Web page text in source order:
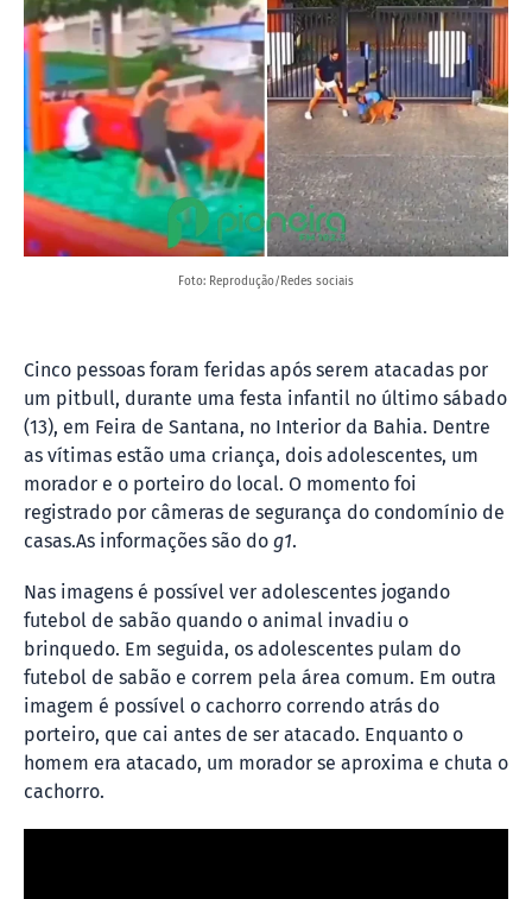
Foto: Reprodução/Redes sociais
Cinco pessoas foram feridas após serem atacadas por
um pitbull, durante uma festa infantil no último sábado
(13), em Feira de Santana, no Interior da Bahia. Dentre
as vítimas estão uma criança, dois adolescentes, um
morador e o porteiro do local. O momento foi
registrado por câmeras de segurança do condomínio de
casas.As informações são do g1.
Nas imagens é possível ver adolescentes jogando
futebol de sabão quando o animal invadiu o
brinquedo. Em seguida, os adolescentes pulam do
futebol de sabão e correm pela área comum. Em outra
imagem é possível o cachorro correndo atrás do
porteiro, que cai antes de ser atacado. Enquanto o
homem era atacado, um morador se aproxima e chuta o
cachorro.